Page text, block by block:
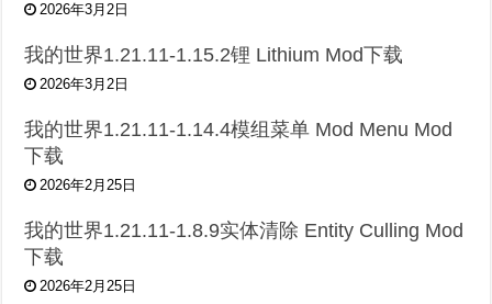
2026年3月2日
我的世界1.21.11-1.15.2锂 Lithium Mod下载
2026年3月2日
我的世界1.21.11-1.14.4模组菜单 Mod Menu Mod
下载
2026年2月25日
我的世界1.21.11-1.8.9实体清除 Entity Culling Mod
下载
2026年2月25日